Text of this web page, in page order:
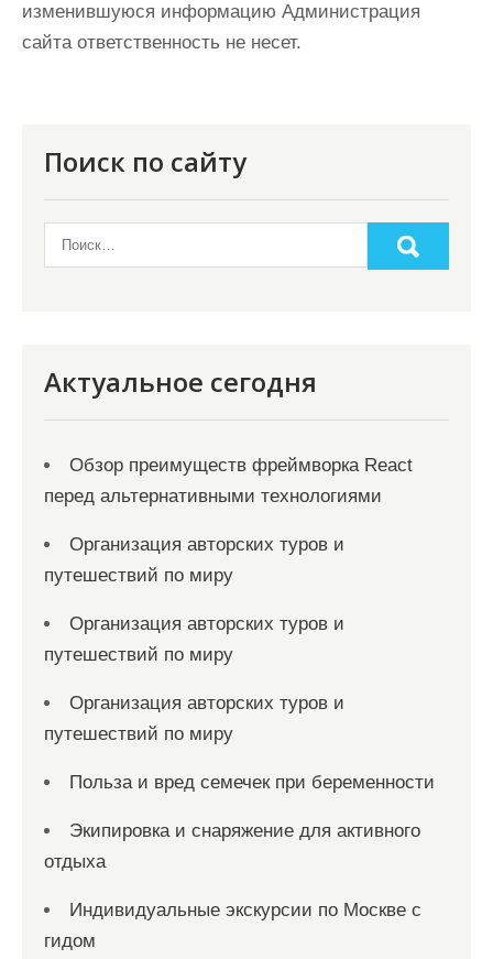
изменившуюся информацию Администрация
сайта ответственность не несет.
Поиск по сайту
Актуальное сегодня
Обзор преимуществ фреймворка React
перед альтернативными технологиями
Организация авторских туров и
путешествий по миру
Организация авторских туров и
путешествий по миру
Организация авторских туров и
путешествий по миру
Польза и вред семечек при беременности
Экипировка и снаряжение для активного
отдыха
Индивидуальные экскурсии по Москве с
гидом